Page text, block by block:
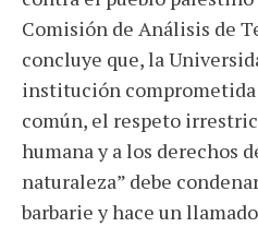
Comisión de Análisis de
concluye que, la
institución
común, el respeto
humana y a los derechos
naturaleza” debe
barbarie y hace un